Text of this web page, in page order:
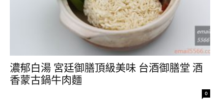
濃郁白湯 宮廷御膳頂級美味 台酒御膳堂 酒
香蒙古鍋牛肉麵
0